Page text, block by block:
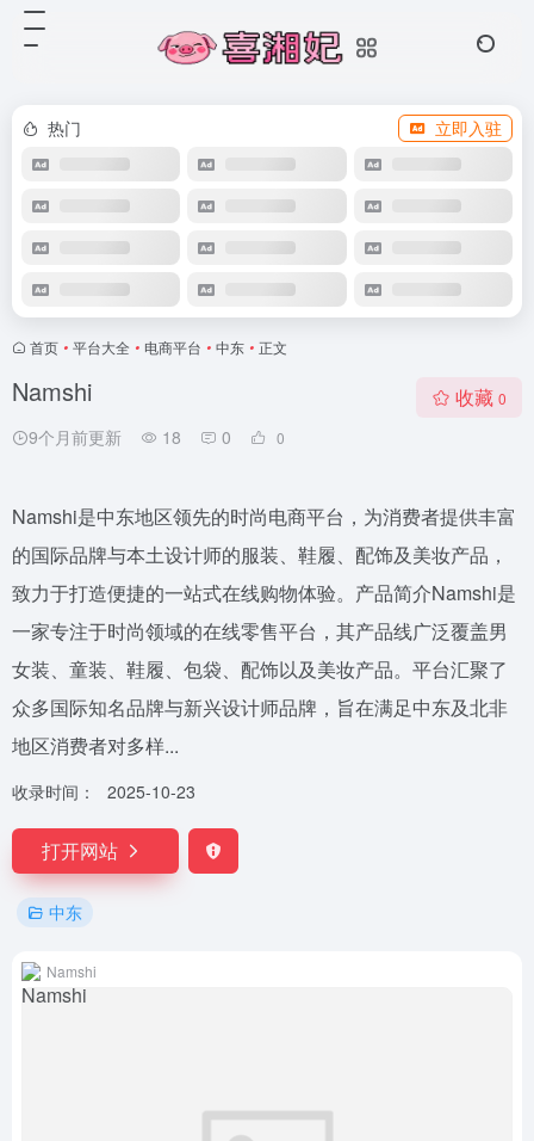
热门 立即入驻
首页 • 平台大全 • 电商平台 • 中东 • 正文
Namshi
9个月前更新 18 0 0
收藏 0
Namshi是中东地区领先的时尚电商平台，为消费者提供丰富
的国际品牌与本土设计师的服装、鞋履、配饰及美妆产品，
致力于打造便捷的一站式在线购物体验。产品简介Namshi是
一家专注于时尚领域的在线零售平台，其产品线广泛覆盖男
女装、童装、鞋履、包袋、配饰以及美妆产品。平台汇聚了
众多国际知名品牌与新兴设计师品牌，旨在满足中东及北非
地区消费者对多样...
收录时间： 2025-10-23
打开网站
中东
Namshi